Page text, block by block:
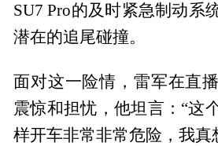
SU7 Pro的及时紧急制动系
潜在的追尾碰撞。
面对这一险情，雷军在直
震惊和担忧，他坦言：“这
样开车非常非常危险，我真